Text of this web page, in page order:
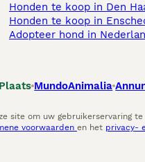
Honden te koop in Den
Honden te koop in
Adopteer hond in
MundoAnimalia
site om uw gebruikerservaring
voorwaarden en het privacy-